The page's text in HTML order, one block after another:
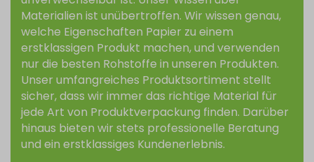
Materialien ist unübertroffen. Wir wissen genau,
welche Eigenschaften Papier zu einem
erstklassigen Produkt machen, und verwenden
nur die besten Rohstoffe in unseren Produkten.
Unser umfangreiches Produktsortiment stellt
sicher, dass wir immer das richtige Material für
jede Art von Produktverpackung finden. Darüber
hinaus bieten wir stets professionelle Beratung
und ein erstklassiges Kundenerlebnis.